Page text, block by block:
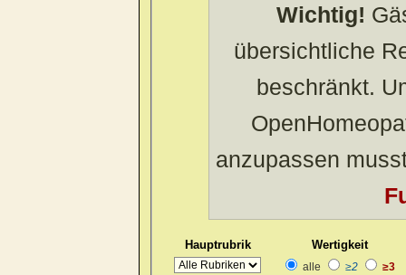
Wichtig!
übersichtliche
beschränkt.
anzupassen
Hauptrubrik Wertigkeit
alle ≥2 ≥3